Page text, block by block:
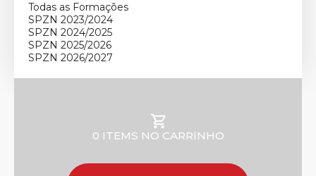
Todas as Formações
SPZN 2023/2024
SPZN 2024/2025
SPZN 2025/2026
SPZN 2026/2027
0 ITEMS NO CARRINHO